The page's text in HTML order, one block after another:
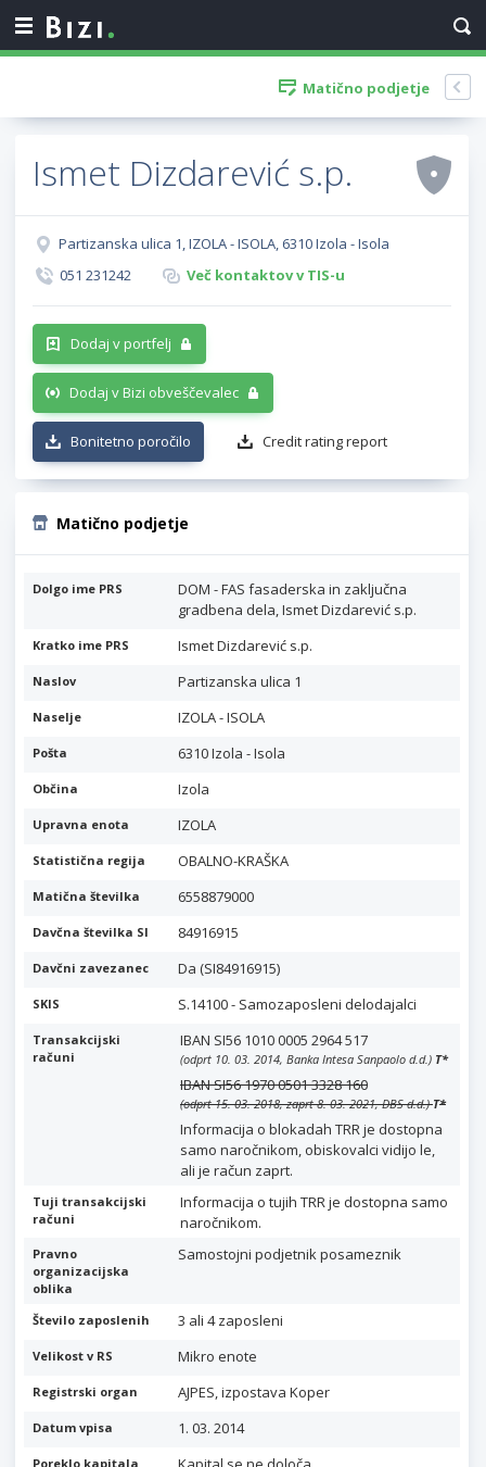
Matično podjetje
Ismet Dizdarević s.p.
Partizanska ulica 1, IZOLA - ISOLA, 6310 Izola - Isola
051 231242
Več kontaktov v TIS-u
Dodaj v portfelj
Dodaj v Bizi obveščevalec
Bonitetno poročilo Credit rating report
Matično podjetje
Dolgo ime PRS
DOM - FAS fasaderska in zaključna
gradbena dela, Ismet Dizdarević s.p.
Kratko ime PRS Ismet Dizdarević s.p.
Naslov Partizanska ulica 1
Naselje IZOLA - ISOLA
Pošta 6310 Izola - Isola
Občina Izola
Upravna enota IZOLA
Statistična regija OBALNO-KRAŠKA
Matična številka 6558879000
Davčna številka SI 84916915
Davčni zavezanec Da (SI84916915)
SKIS S.14100 - Samozaposleni delodajalci
Transakcijski
računi
IBAN SI56 1010 0005 2964 517
(odprt 10. 03. 2014, Banka Intesa Sanpaolo d.d.) T*
IBAN SI56 1970 0501 3328 160
(odprt 15. 03. 2018, zaprt 8. 03. 2021, DBS d.d.)T*
Informacija o blokadah TRR je dostopna
samo naročnikom, obiskovalci vidijo le,
ali je račun zaprt.
Tuji transakcijski
računi
Informacija o tujih TRR je dostopna samo
naročnikom.
Pravno
organizacijska
oblika
Samostojni podjetnik posameznik
Število zaposlenih 3 ali 4 zaposleni
Velikost v RS Mikro enote
Registrski organ AJPES, izpostava Koper
Datum vpisa 1. 03. 2014
Poreklo kapitala